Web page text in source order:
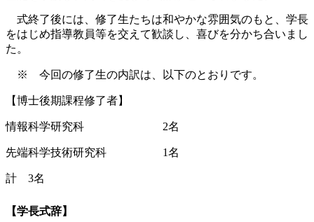
式終了後には、修了生たちは和やかな雰囲気のもと、学長
をはじめ指導教員等を交えて歓談し、喜びを分かち合いまし
た。
※ 今回の修了生の内訳は、以下のとおりです。
【博士後期課程修了者】
情報科学研究科 2名
先端科学技術研究科 1名
計 3名
【学長式辞】